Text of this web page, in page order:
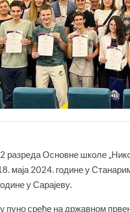
разреда Основне школе
маја 2024. године у
у Сарајеву.
среће на државном